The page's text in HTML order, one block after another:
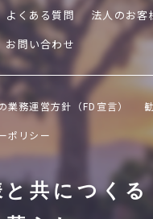
よくある質問 法人のお客
お問い合わせ
業務運営方針（FD宣言）
ポリシー
と共につくる